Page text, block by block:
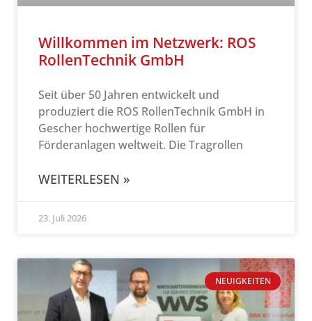
Willkommen im Netzwerk: ROS
RollenTechnik GmbH
Seit über 50 Jahren entwickelt und
produziert die ROS RollenTechnik GmbH in
Gescher hochwertige Rollen für
Förderanlagen weltweit. Die Tragrollen
WEITERLESEN »
23. Juli 2026
NEUIGKEITEN